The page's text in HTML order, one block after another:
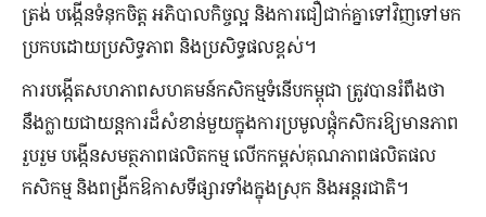
ត្រង់ បង្កើនទំនុកចិត្ត អភិបាលកិច្ចល្អ និងការជឿជាក់គ្នាទៅវិញទៅមក
ប្រកបដោយប្រសិទ្ធភាព និងប្រសិទ្ធផលខ្ពស់។
ការបង្កើតសហភាពសហគមន៍កសិកម្មទំនើបកម្ពុជា ត្រូវបានរំពឹងថា
នឹងក្លាយជាយន្តការដ៏សំខាន់មួយក្នុងការប្រមូលផ្តុំកសិករឱ្យមានភាព
រួបរួម បង្កើនសមត្ថភាពផលិតកម្ម លើកកម្ពស់គុណភាពផលិតផល
កសិកម្ម និងពង្រីកឱកាសទីផ្សារទាំងក្នុងស្រុក និងអន្តរជាតិ។